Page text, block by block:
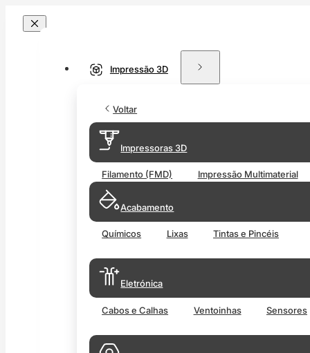
Impressão 3D
Voltar
Impressoras 3D
Filamento (FMD) Impressão Multimaterial
Acabamento
Químicos Lixas Tintas e Pincéis
Eletrónica
Cabos e Calhas Ventoinhas Sensores